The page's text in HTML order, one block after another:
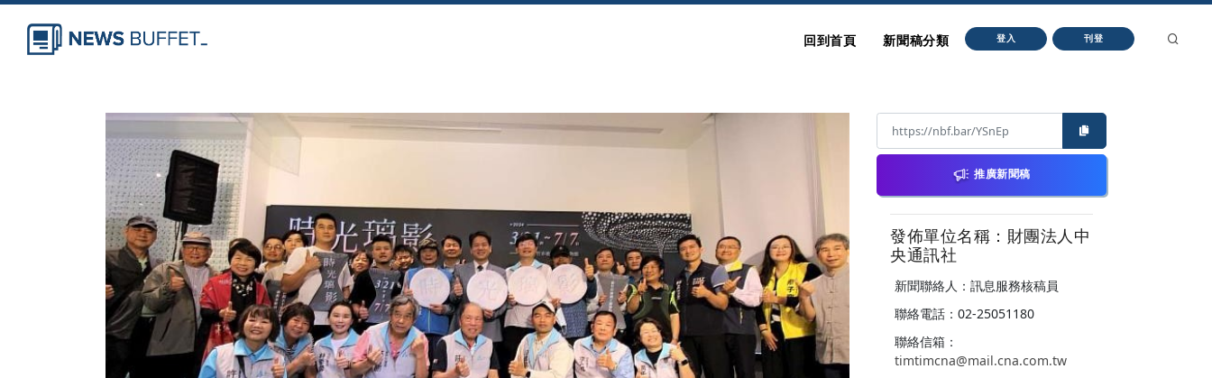
回到首頁 新聞稿分類 登入 刊登
推廣新聞稿
發佈單位名稱：財團法人中
央通訊社
新聞聯絡人：訊息服務核稿員
聯絡電話：02-25051180
聯絡信箱：
timtimcna@mail.cna.com.tw